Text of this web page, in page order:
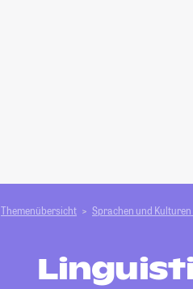
Themenübersicht Sprachen und